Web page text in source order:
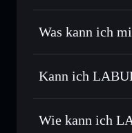
LABUBU
Was kann ich
LABUBU
Sofort tauschen–
Kann ich
Solflare-Wallet
Wie kann ich